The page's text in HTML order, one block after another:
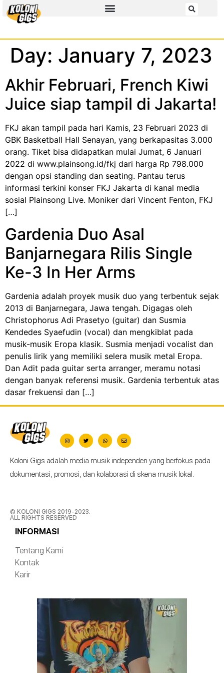
Day: January 7, 2023
Akhir Februari, French Kiwi
Juice siap tampil di Jakarta!
FKJ akan tampil pada hari Kamis, 23 Februari 2023 di
GBK Basketball Hall Senayan, yang berkapasitas 3.000
orang. Tiket bisa didapatkan mulai Jumat, 6 Januari
2022 di www.plainsong.id/fkj dari harga Rp 798.000
dengan opsi standing dan seating. Pantau terus
informasi terkini konser FKJ Jakarta di kanal media
sosial Plainsong Live. Moniker dari Vincent Fenton, FKJ
[…]
Gardenia Duo Asal
Banjarnegara Rilis Single
Ke-3 In Her Arms
Gardenia adalah proyek musik duo yang terbentuk sejak
2013 di Banjarnegara, Jawa tengah. Digagas oleh
Christophorus Adi Prasetyo (guitar) dan Susmia
Kendedes Syaefudin (vocal) dan mengkiblat pada
musik-musik Eropa klasik. Susmia menjadi vocalist dan
penulis lirik yang memiliki selera musik metal Eropa.
Dan Adit pada guitar serta arranger, meramu notasi
dengan banyak referensi musik. Gardenia terbentuk atas
dasar frekuensi dan […]
Koloni Gigs adalah media musik independen yang berfokus pada
dokumentasi, promosi, dan kolaborasi di skena musik lokal.
© KOLONI GIGS 2019-2023.
ALL RIGHTS RESERVED
INFORMASI
Tentang Kami
Kontak
Karir